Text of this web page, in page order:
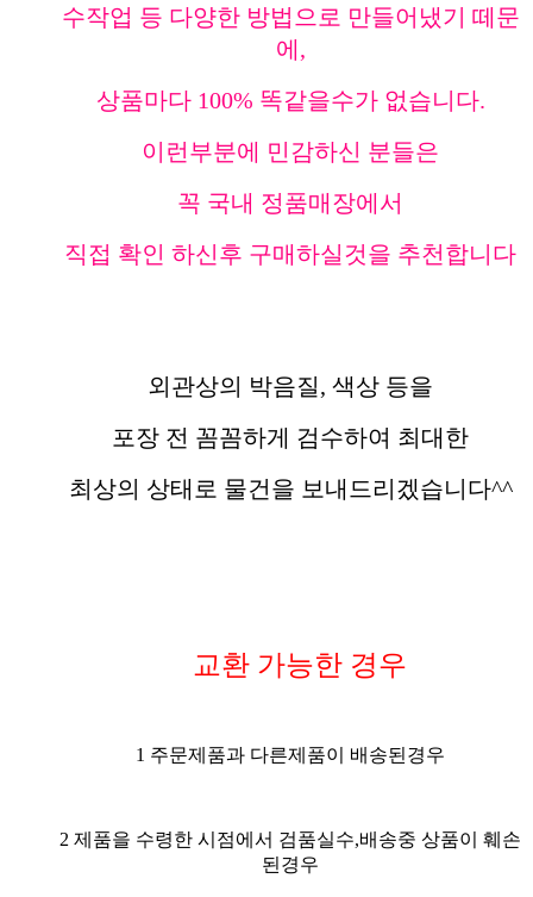
수작업 등 다양한 방법으로 만들어냈기 떼문
에,
상품마다 100% 똑같을수가 없습니다.
이런부분에 민감하신 분들은
꼭 국내 정품매장에서
직접 확인 하신후 구매하실것을 추천합니다
외관상의 박음질, 색상 등을
포장 전 꼼꼼하게 검수하여 최대한
최상의 상태로 물건을 보내드리겠습니다^^
교환 가능한 경우
1 주문제품과 다른제품이 배송된경우
2 제품을 수령한 시점에서 검품실수,배송중 상품이 훼손
된경우